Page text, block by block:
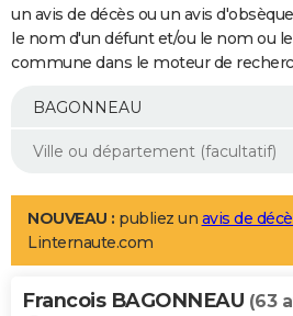
Impôts
Immobilier
Risques naturels par ville
Banque
Assurance
Crédit
AUTO
Essais
Réserver un essai
Citadines
Berlines
SUV
Forum auto
+
Mobiles
Meilleur smartphone
Internet
Ordinateurs
Jeux vidéo
Guide high-tech
Aménagement intérieur
LIFESTYLE
Art de vivre
Bien-être
Loisirs
Mode
Modes de vie
Alimentation
Guide de la santé
Maladies
Médicaments
Sommeil
VOYAGE
un avis de décès ou un avis
le nom d'un défunt et/ou le nom ou
commune dans le moteur de
NOUVEAU : publiez un avis de
Linternaute.com
Francois BAGONNEAU (63